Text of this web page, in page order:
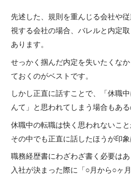
先述した、規則を重んじる会社や
視する会社の場合、バレルと内定
あります。
せっかく掴んだ内定を失いたくな
ておくのがベストです。
しかし正直に話すことで、「休職
んて」と思われてしまう場合もある
休職中の転職は快く思われないこと
その中でも正直に話したほうが印象
職務経歴書にわざわざ書く必要は
入社が決まった際に「○月から○ヶ